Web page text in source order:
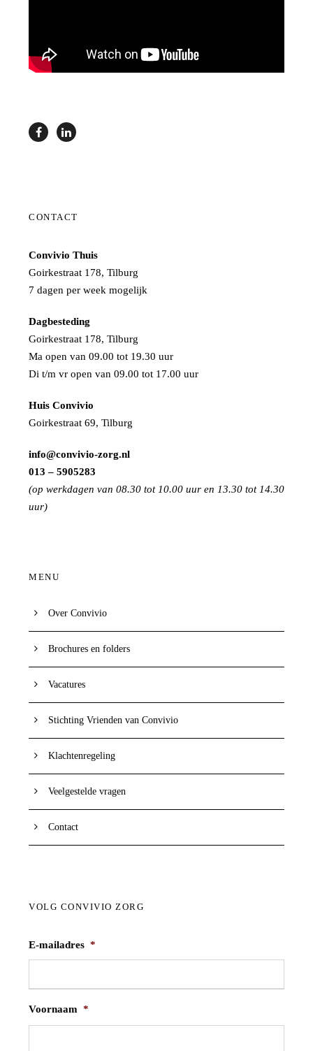
CONTACT
Convivio Thuis
Goirkestraat 178, Tilburg
7 dagen per week mogelijk
Dagbesteding
Goirkestraat 178, Tilburg
Ma open van 09.00 tot 19.30 uur
Di t/m vr open van 09.00 tot 17.00 uur
Huis Convivio
Goirkestraat 69, Tilburg
info@convivio-zorg.nl
013 – 5905283
(op werkdagen van 08.30 tot 10.00 uur en 13.30 tot 14.30
uur)
MENU
Over Convivio
Brochures en folders
Vacatures
Stichting Vrienden van Convivio
Klachtenregeling
Veelgestelde vragen
Contact
VOLG CONVIVIO ZORG
E-mailadres *
Voornaam *